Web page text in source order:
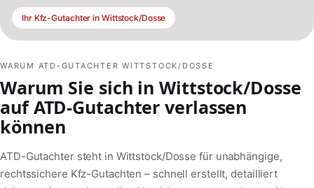
Ihr Kfz-Gutachter in Wittstock/Dosse
WARUM ATD-GUTACHTER WITTSTOCK/DOSSE
Warum Sie sich in Wittstock/Dosse
auf ATD-Gutachter verlassen
können
ATD-Gutachter steht in Wittstock/Dosse für unabhängige,
rechtssichere Kfz-Gutachten – schnell erstellt, detailliert